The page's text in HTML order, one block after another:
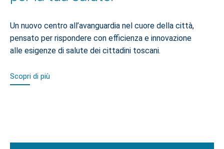
Un nuovo centro all’avanguardia nel cuore della città,
pensato per rispondere con efficienza e innovazione
alle esigenze di salute dei cittadini toscani.
Scopri di più